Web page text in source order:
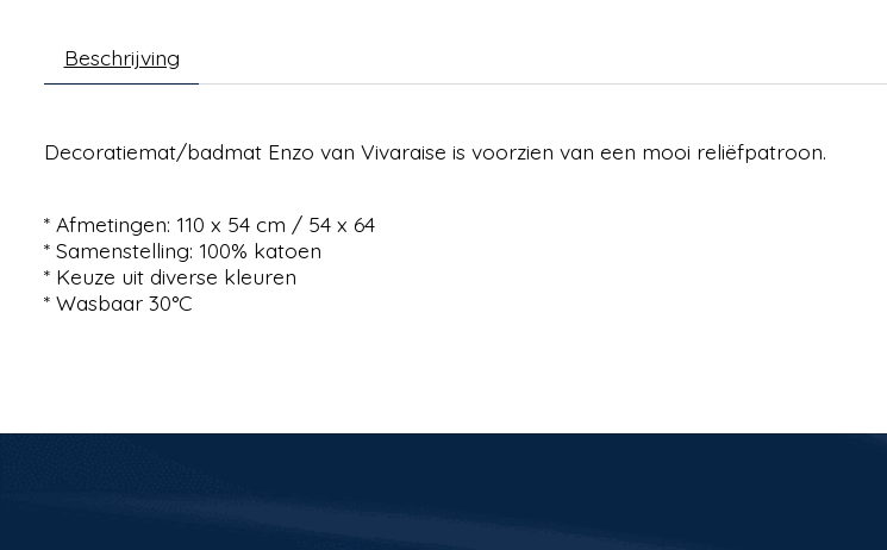
Beschrijving
Decoratiemat/badmat Enzo van Vivaraise is voorzien van een mooi reliëfpatroon.
* Afmetingen: 110 x 54 cm / 54 x 64
* Samenstelling: 100% katoen
* Keuze uit diverse kleuren
* Wasbaar 30°C